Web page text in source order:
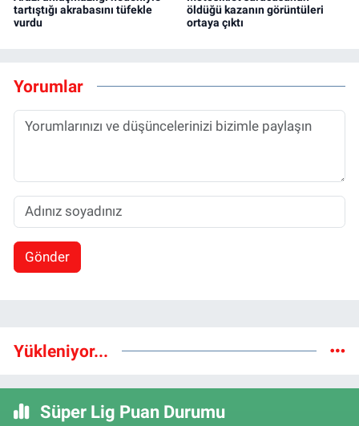
tartıştığı akrabasını tüfekle
vurdu
öldüğü kazanın görüntüleri
ortaya çıktı
Yorumlar
Gönder
Yükleniyor...
Süper Lig Puan Durumu